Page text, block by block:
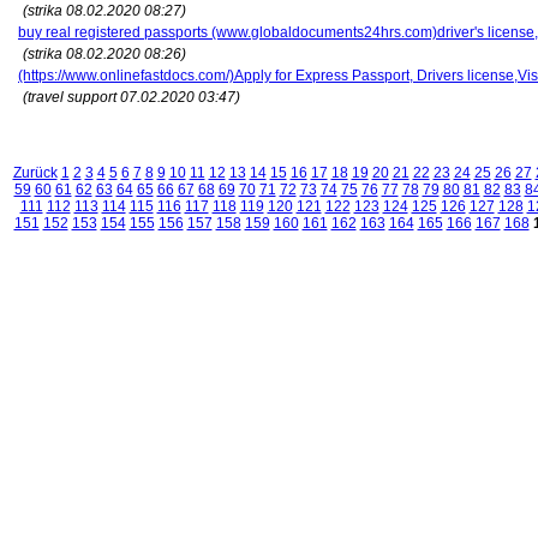
(strika 08.02.2020 08:27)
buy real registered passports (www.globaldocuments24hrs.com)driver's
(strika 08.02.2020 08:26)
(https://www.onlinefastdocs.com/)Apply for Express Passport, Drivers
(travel support 07.02.2020 03:47)
Zurück 1 2 3 4 5 6 7 8 9 10 11 12 13 14 15 16 17 18 19 20 21 22 23 24 25 26 27
59 60 61 62 63 64 65 66 67 68 69 70 71 72 73 74 75 76 77 78 79 80 81 82 83
111 112 113 114 115 116 117 118 119 120 121 122 123 124 125 126 127 128
151 152 153 154 155 156 157 158 159 160 161 162 163 164 165 166 167 168